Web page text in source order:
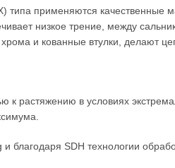
типа применяются качественные
низкое трение, между
и кованные втулки, делают
к растяжению в условиях
SDH технологии